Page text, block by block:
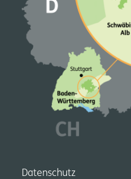
Datenschutz